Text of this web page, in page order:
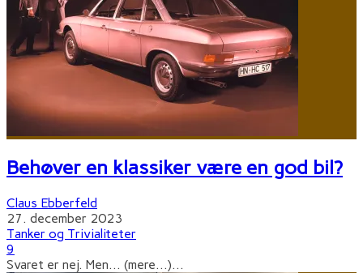
Behøver en klassiker være en god bil?
Claus Ebberfeld
27. december 2023
Tanker og Trivialiteter
9
Svaret er nej. Men... (mere…)...